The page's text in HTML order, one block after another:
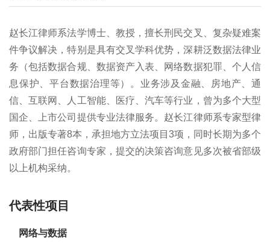
赵长江律师系法学博士、教授，擅长刑民交叉、复杂疑难案
件争议解决，特别是具有交叉学科优势，深耕泛数据法律业
务（包括数据合规、数据资产入表、网络数据犯罪、个人信
息保护、平台数据治理等）。业务涉及金融、房地产、通
信、互联网、人工智能、医疗、汽车等行业，曾为多个大型
国企、上市公司提供专业法律服务。赵长江律师系专家型律
师，出版专著8本，承担地方立法项目3项，同时长期为多个
政府部门担任咨询专家，提交的决策咨询意见多次被省部级
以上机构采纳。
代表性项目
网络与数据